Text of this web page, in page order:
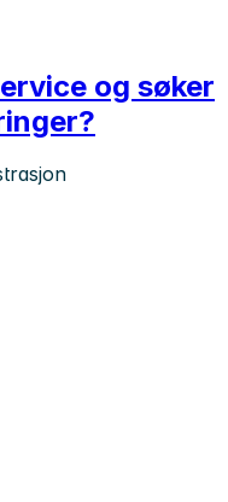
og søker